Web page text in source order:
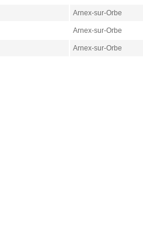
Arnex-sur-Orbe
Arnex-sur-Orbe
Arnex-sur-Orbe